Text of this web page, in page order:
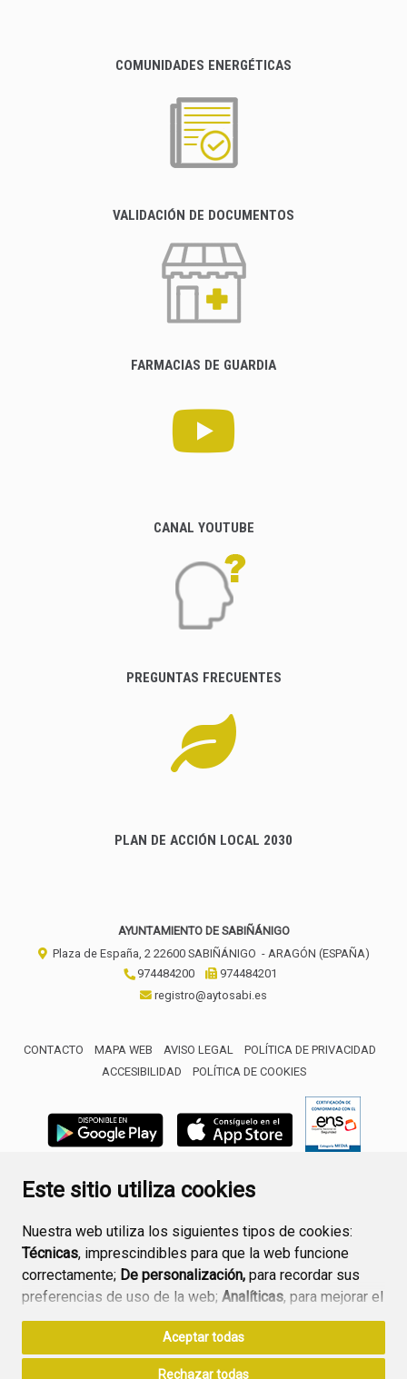
Este sitio utiliza cookies
Nuestra web utiliza los siguientes tipos de cookies:
Técnicas, imprescindibles para que la web funcione
correctamente; De personalización, para recordar sus
preferencias de uso de la web; Analíticas, para mejorar el
funcionamiento de la web y sus servicios.
Si acepta pulsando el botón“Aceptar todas”
Aceptar todas
Rechazar todas
COMUNIDADES ENERGÉTICAS
VALIDACIÓN DE DOCUMENTOS
FARMACIAS DE GUARDIA
CANAL YOUTUBE
PREGUNTAS FRECUENTES
PLAN DE ACCIÓN LOCAL 2030
AYUNTAMIENTO DE SABIÑÁNIGO
Plaza de España, 2 22600 SABIÑÁNIGO - ARAGÓN (ESPAÑA)
974484200
974484201
registro@aytosabi.es
CONTACTO MAPA WEB AVISO LEGAL
POLÍTICA DE PRIVACIDAD
ACCESIBILIDAD
POLÍTICA DE COOKIES